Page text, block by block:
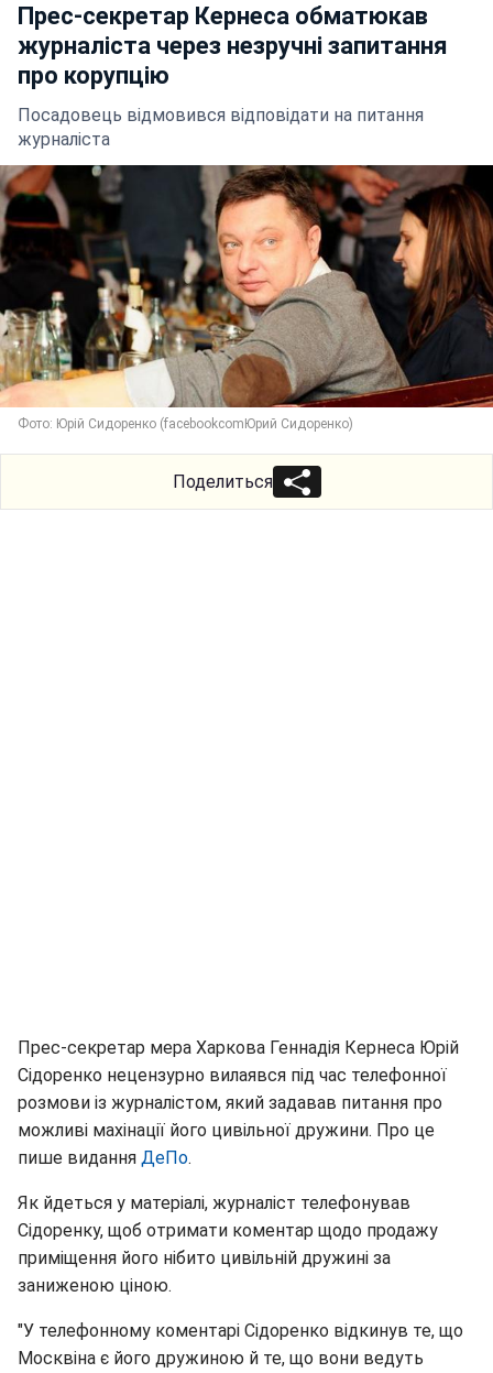
Прес-секретар Кернеса обматюкав
журналіста через незручні запитання
про корупцію
Посадовець відмовився відповідати на питання
журналіста
Фото: Юрій Сидоренко (facebookcomЮрий Сидоренко)
Поделиться
Прес-секретар мера Харкова Геннадія Кернеса Юрій
Сідоренко нецензурно вилаявся під час телефонної
розмови із журналістом, який задавав питання про
можливі махінації його цивільної дружини. Про це
пише видання ДеПо.
Як йдеться у матеріалі, журналіст телефонував
Сідоренку, щоб отримати коментар щодо продажу
приміщення його нібито цивільній дружині за
заниженою ціною.
"У телефонному коментарі Сідоренко відкинув те, що
Москвіна є його дружиною й те, що вони ведуть